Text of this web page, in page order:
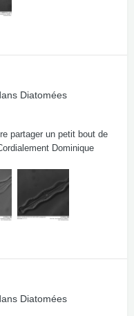
Diatomées
partager un petit bout de
Dominique
Diatomées